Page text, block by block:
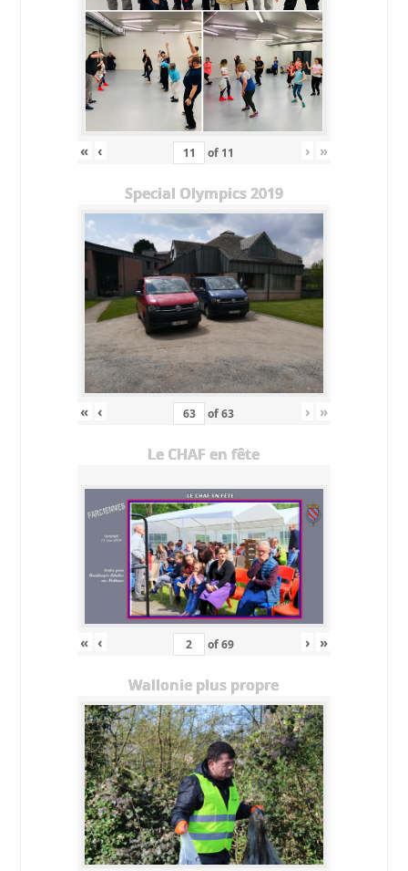
« ‹ of 11 › »
Special Olympics 2019
« ‹ of63 › »
Le CHAF en fête
« ‹ of69 › »
Wallonie plus propre